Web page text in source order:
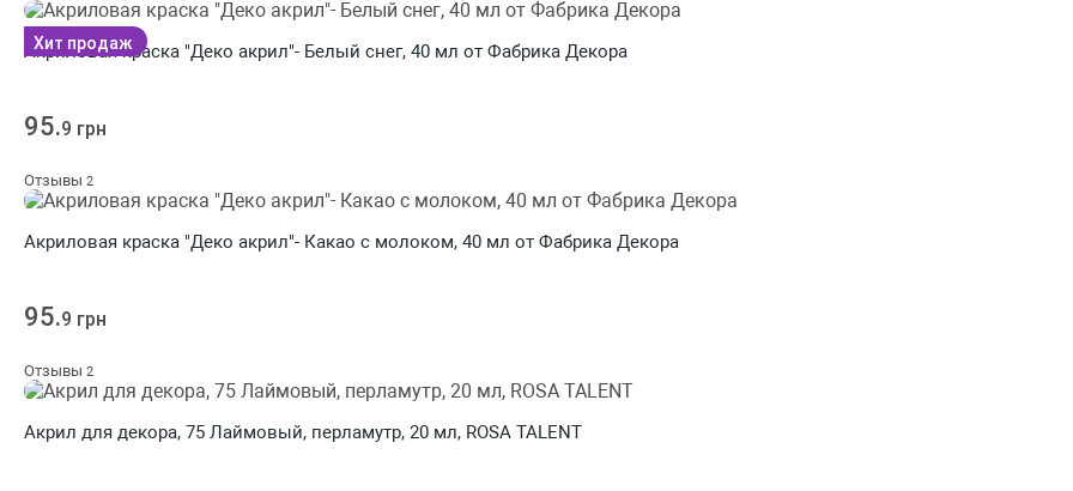
Акриловая краска "Деко акрил"- Белый снег, 40 мл от Фабрика Декора
95.9 грн
Отзывы 2
Хит продаж
Акриловая краска "Деко акрил"- Какао с молоком, 40 мл от Фабрика Декора
95.9 грн
Отзывы 2
Акрил для декора, 75 Лаймовый, перламутр, 20 мл, ROSA TALENT